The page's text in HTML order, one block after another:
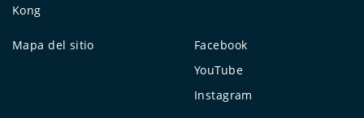
Kong
Mapa del sitio
Facebook
YouTube
Instagram